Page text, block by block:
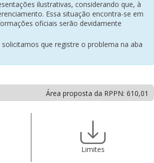
ilustrativas, considerando que, à
Essa situação encontra-se em
oficiais serão devidamente
que registre o problema na aba
Área proposta da RPPN: 610,01
Limites